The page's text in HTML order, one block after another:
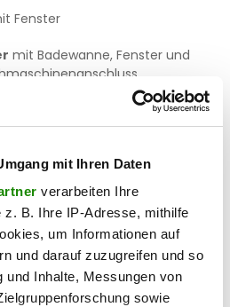
mit Ihren Daten
verarbeiten Ihre
z. B. Ihre IP-Adresse, mithilfe
um Informationen auf
und darauf zuzugreifen und so
und Inhalte, Messungen von
sowie
Fenster
mit Badewanne, Fenster und
letzten Jahren laufend
das Gebäude thermisch
Renovierungen denken zu